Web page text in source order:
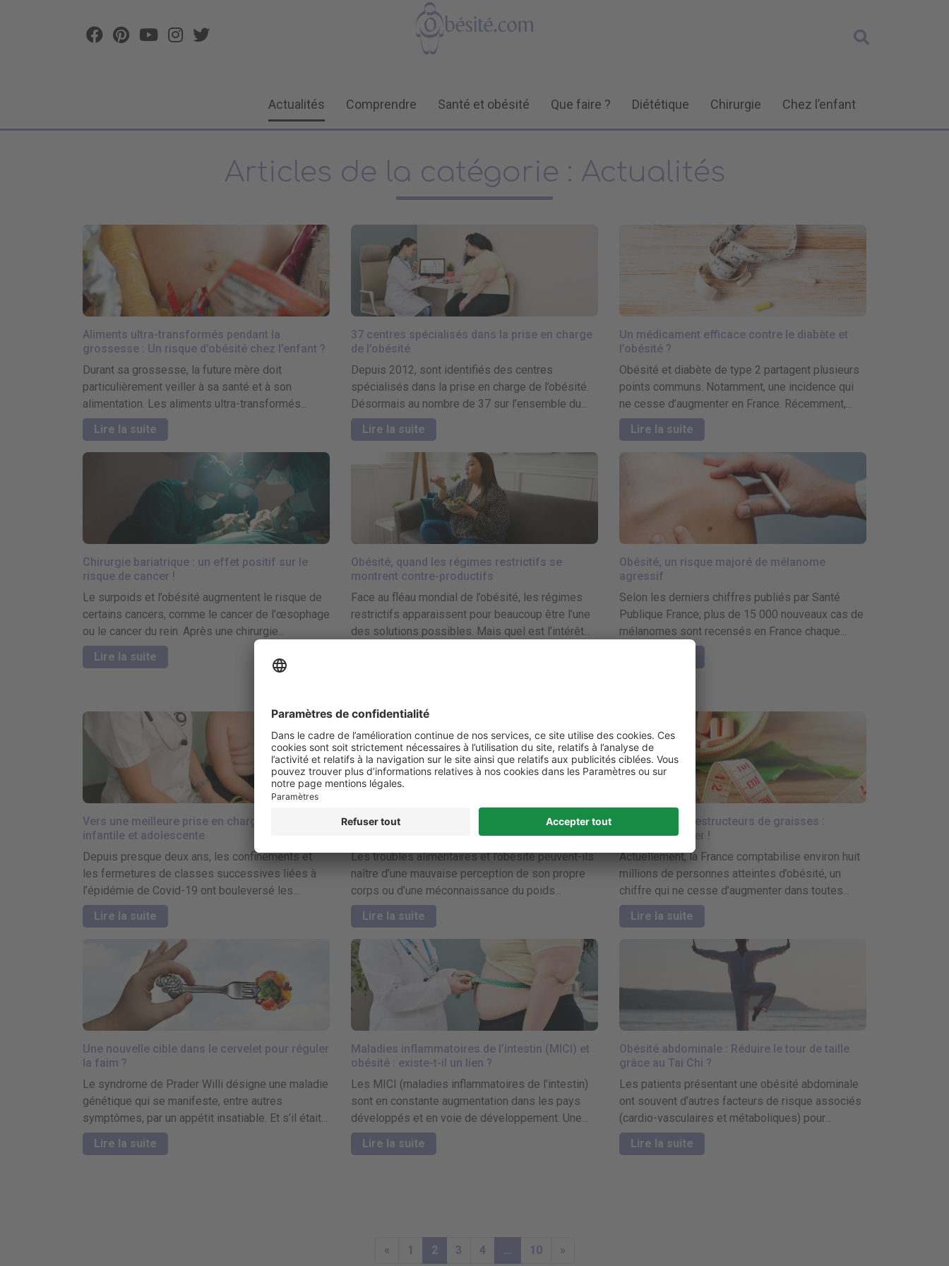
Actualités Comprendre Santé et obésité Que faire ? Diététique Chirurgie Chez l’enfant
Articles de la catégorie : Actualités
Aliments ultra-transformés pendant la
grossesse : Un risque d’obésité chez l’enfant ?
Durant sa grossesse, la future mère doit
particulièrement veiller à sa santé et à son
alimentation. Les aliments ultra-transformés...
Lire la suite
37 centres spécialisés dans la prise en charge
de l’obésité
Depuis 2012, sont identifiés des centres
spécialisés dans la prise en charge de l’obésité.
Désormais au nombre de 37 sur l’ensemble du...
Lire la suite
Un médicament efficace contre le diabète et
l’obésité ?
Obésité et diabète de type 2 partagent plusieurs
points communs. Notamment, une incidence qui
ne cesse d’augmenter en France. Récemment,...
Lire la suite
Chirurgie bariatrique : un effet positif sur le
risque de cancer !
Le surpoids et l’obésité augmentent le risque de
certains cancers, comme le cancer de l’œsophage
ou le cancer du rein. Après une chirurgie...
Lire la suite
Obésité, quand les régimes restrictifs se
montrent contre-productifs
Face au fléau mondial de l’obésité, les régimes
restrictifs apparaissent pour beaucoup être l’une
des solutions possibles. Mais quel est l’intérêt...
Obésité, un risque majoré de mélanome
agressif
Selon les derniers chiffres publiés par Santé
Publique France, plus de 15 000 nouveaux cas de
mélanomes sont recensés en France chaque...
Vers une meilleure prise en charge de l’obésité
infantile et adolescente
Depuis presque deux ans, les confinements et
les fermetures de classes successives liées à
l’épidémie de Covid-19 ont bouleversé les...
Lire la suite
Obésité : L’importance de la perception de son
Les troubles alimentaires et l’obésité peuvent-ils
naître d’une mauvaise perception de son propre
corps ou d’une méconnaissance du poids...
Lire la suite
Des produits destructeurs de graisses :
attention danger !
Actuellement, la France comptabilise environ huit
millions de personnes atteintes d’obésité, un
chiffre qui ne cesse d’augmenter dans toutes...
Lire la suite
Une nouvelle cible dans le cervelet pour réguler
la faim ?
Le syndrome de Prader Willi désigne une maladie
génétique qui se manifeste, entre autres
symptômes, par un appétit insatiable. Et s’il était...
Lire la suite
Maladies inflammatoires de l’intestin (MICI) et
obésité : existe-t-il un lien ?
Les MICI (maladies inflammatoires de l’intestin)
sont en constante augmentation dans les pays
développés et en voie de développement. Une...
Lire la suite
Obésité abdominale : Réduire le tour de taille
grâce au Tai Chi ?
Les patients présentant une obésité abdominale
ont souvent d’autres facteurs de risque associés
(cardio-vasculaires et métaboliques) pour...
Lire la suite
« 1 2 3 4 … 10 »